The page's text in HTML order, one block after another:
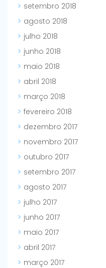
setembro 2018
agosto 2018
julho 2018
junho 2018
maio 2018
abril 2018
março 2018
fevereiro 2018
dezembro 2017
novembro 2017
outubro 2017
setembro 2017
agosto 2017
julho 2017
junho 2017
maio 2017
abril 2017
março 2017